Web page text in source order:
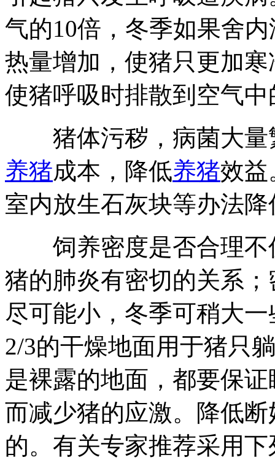
气的10倍，冬季如果舍
热量增加，使猪只更加
使猪呼吸时排散到空气
猪体污秽，病菌大量
养猪成本，降低养猪效益
室内放生石灰块等办法
饲养密度是否合理不
猪的肺炎有密切的关系
尽可能小，冬季可稍大
2/3的干燥地面用于猪只
是裸露的地面，都要保
而减少猪的应激。降低
的。有关专家推荐采用